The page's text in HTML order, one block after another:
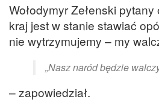
Wołodymyr Zełenski
kraj jest w stanie stawiać
nie wytrzymujemy – my
„Nasz naród będzie
– zapowiedział.